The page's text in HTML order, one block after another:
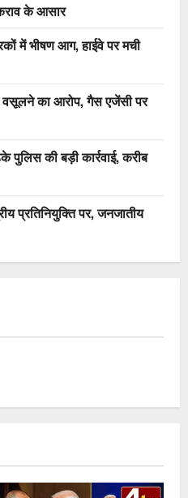
के आसार
में भीषण आग, हाईवे पर मची
का आरोप, गैस एजेंसी पर
पुलिस की बड़ी कार्रवाई, करीब
प्रतिनियुक्ति पर, जनजातीय